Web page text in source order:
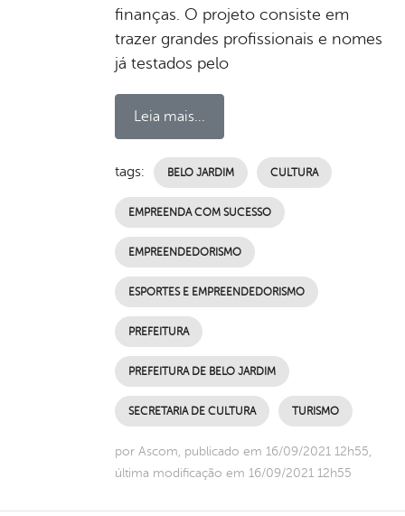
finanças. O projeto consiste em
trazer grandes profissionais e nomes
já testados pelo
Leia mais...
tags: BELO JARDIM CULTURA
EMPREENDA COM SUCESSO
EMPREENDEDORISMO
ESPORTES E EMPREENDEDORISMO
PREFEITURA
PREFEITURA DE BELO JARDIM
SECRETARIA DE CULTURA TURISMO
por Ascom, publicado em 16/09/2021 12h55,
última modificação em 16/09/2021 12h55